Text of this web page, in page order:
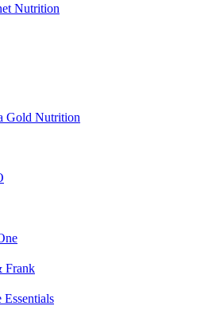
Nutrition
Gold Nutrition
Frank